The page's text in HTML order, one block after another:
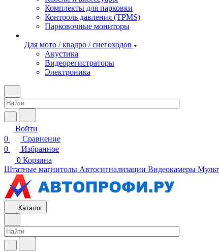
Комплекты для парковки
Контроль давления (TPMS)
Парковочные мониторы
Для мото / квадро / снегоходов
Акустика
Видеорегистраторы
Электроника
Войти
0
Сравнение
0
Избранное
0 Корзина
Штатные магнитолы Автосигнализации Видеокамеры
Каталог